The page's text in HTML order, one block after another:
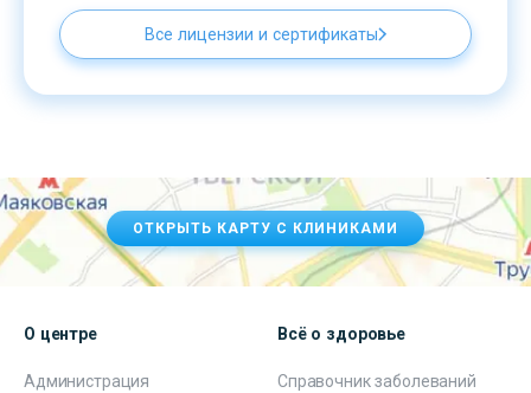
Все лицензии и сертификаты
ОТКРЫТЬ КАРТУ С КЛИНИКАМИ
О центре
Администрация
Всё о здоровье
Справочник заболеваний